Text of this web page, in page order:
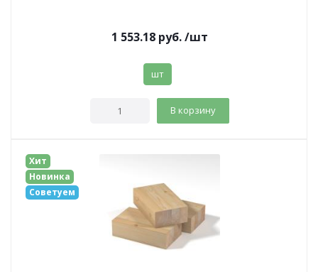
1 553.18руб. /шт
шт
В корзину
Хит
Новинка
Советуем